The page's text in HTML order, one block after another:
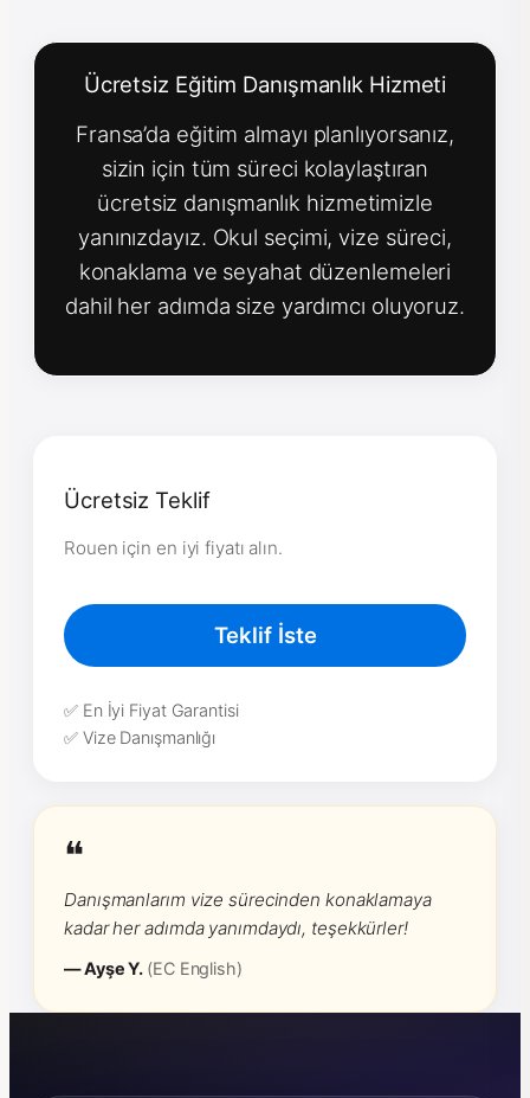
Ücretsiz Eğitim Danışmanlık Hizmeti
Fransa’da eğitim almayı planlıyorsanız,
sizin için tüm süreci kolaylaştıran
ücretsiz danışmanlık hizmetimizle
yanınızdayız. Okul seçimi, vize süreci,
konaklama ve seyahat düzenlemeleri
dahil her adımda size yardımcı oluyoruz.
Ücretsiz Teklif
Rouen için en iyi fiyatı alın.
Teklif İste
✅ En İyi Fiyat Garantisi
✅ Vize Danışmanlığı
❝
Danışmanlarım vize sürecinden konaklamaya
kadar her adımda yanımdaydı, teşekkürler!
— Ayşe Y. (EC English)